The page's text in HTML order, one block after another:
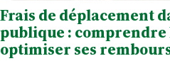
Frais de déplacement
publique : comprendre
optimiser ses